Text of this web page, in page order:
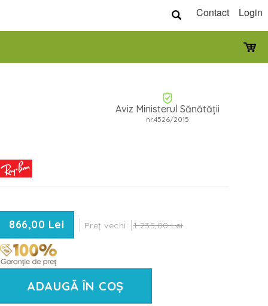
Contact Login
Aviz Ministerul Sănătății
nr.4526/2015
866,00 Lei Preț vechi: 1 235,00 Lei
ADAUGĂ ÎN COȘ